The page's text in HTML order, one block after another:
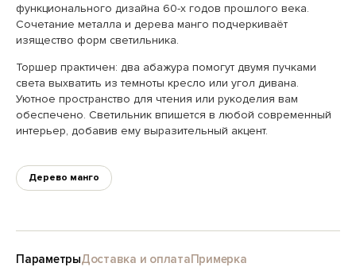
функционального дизайна 60-х годов прошлого века.
Сочетание металла и дерева манго подчеркиваёт
изящество форм светильника.
Торшер практичен: два абажура помогут двумя пучками
света выхватить из темноты кресло или угол дивана.
Уютное пространство для чтения или рукоделия вам
обеспечено. Светильник впишется в любой современный
интерьер, добавив ему выразительный акцент.
Дерево манго
ПараметрыДоставка и оплатаПримерка